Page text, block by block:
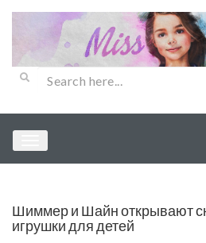
Шиммер и Шайн открывают
игрушки для детей